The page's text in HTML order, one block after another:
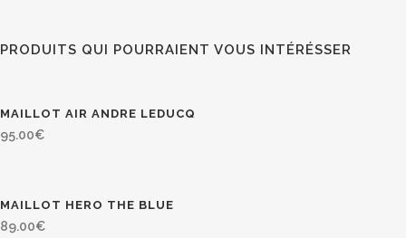
PRODUITS QUI POURRAIENT VOUS INTÉRÉSSER
MAILLOT AIR ANDRE LEDUCQ
95.00€
MAILLOT HERO THE BLUE
89.00€